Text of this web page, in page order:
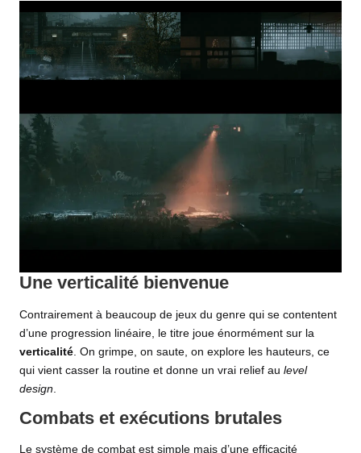
Une verticalité bienvenue
Contrairement à beaucoup de jeux du genre qui se contentent
d’une progression linéaire, le titre joue énormément sur la
verticalité . On grimpe, on saute, on explore les hauteurs, ce
qui vient casser la routine et donne un vrai relief au level
design
Combats et exécutions brutales
Le système de combat est simple mais d’une efficacité